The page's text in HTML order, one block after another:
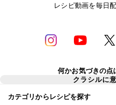
レシピ動画を毎日
何かお気づきの点
クラシルに
カテゴリからレシピを探す